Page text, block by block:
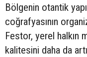
Bölgenin otantik
coğrafyasının
Festor, yerel halkın
kalitesini daha da